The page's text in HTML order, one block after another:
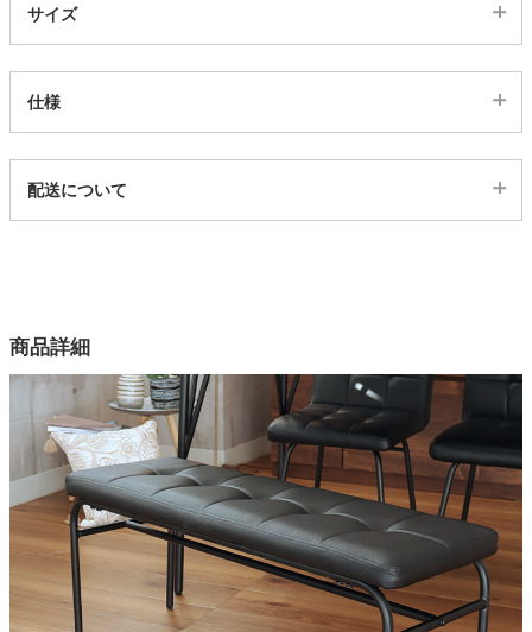
インテリア雑貨
ガーデン
サイズ
仕様
3101764
1色
座面張地
合成皮革（PVC)
本体部材
合板（プライウッド）
脚部素材
スチール
配送について
商品詳細